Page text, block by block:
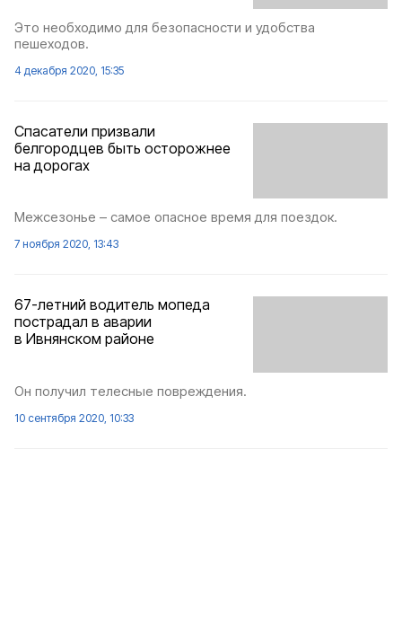
Это необходимо для безопасности и удобства
пешеходов.
4 декабря 2020, 15:35
Спасатели призвали
белгородцев быть осторожнее
на дорогах
Межсезонье – самое опасное время для поездок.
7 ноября 2020, 13:43
67-летний водитель мопеда
пострадал в аварии
в Ивнянском районе
Он получил телесные повреждения.
10 сентября 2020, 10:33